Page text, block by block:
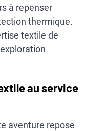
à repenser
thermique.
textile de
au service
aventure repose